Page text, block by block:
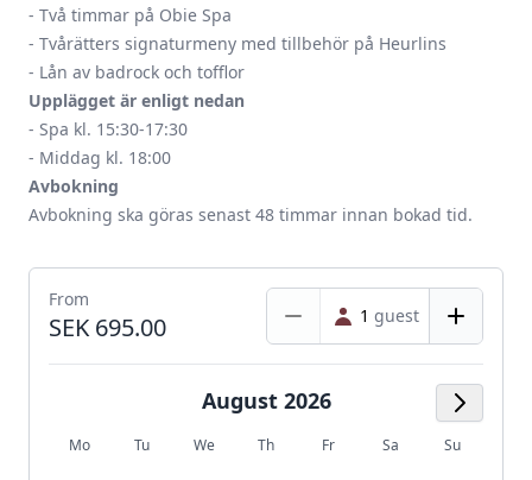
- Två timmar på Obie Spa
- Tvårätters signaturmeny med tillbehör på Heurlins
- Lån av badrock och tofflor
Upplägget är enligt nedan
- Spa kl. 15:30-17:30
- Middag kl. 18:00
Avbokning
Avbokning ska göras senast 48 timmar innan bokad tid.
From
SEK 695.00 1 guest
Next
August 2026
Mo Tu We Th Fr Sa Su